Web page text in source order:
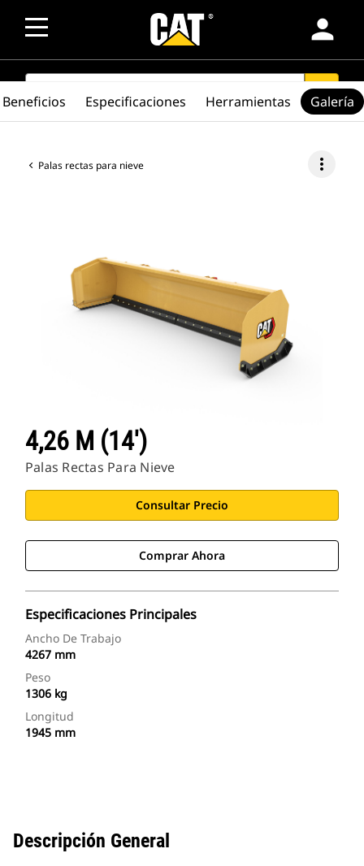
person
SEARCH search
Palas rectas para nieve more_vert
4,26 M (14')
Palas Rectas Para Nieve
Consultar Precio
Comprar Ahora
Especificaciones Principales
Ancho De Trabajo
4267 mm
Peso
1306 kg
Longitud
1945 mm
Beneficios Especificaciones Herramientas Galería
Descripción General